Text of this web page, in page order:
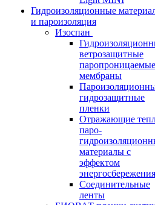
Гидроизоляционные
и пароизоляция
Изоспан
ветрозащитные
паропроницаемые
мембраны
гидрозащитные
пленки
Отражающие
паро-
материалы с
эффектом
энергосбережения
Соединительные
ленты